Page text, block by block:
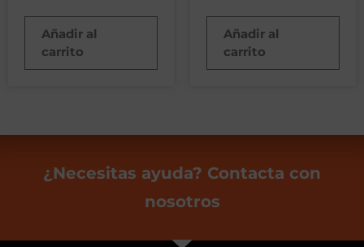
Añadir al
carrito
Añadir al
carrito
¿Necesitas ayuda? Contacta con
nosotros